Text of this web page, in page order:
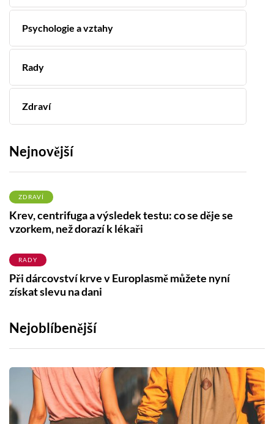
Psychologie a vztahy
Rady
Zdraví
Nejnovější
ZDRAVÍ
Krev, centrifuga a výsledek testu: co se děje se
vzorkem, než dorazí k lékaři
RADY
Při dárcovství krve v Europlasmě můžete nyní
získat slevu na dani
Nejoblíbenější